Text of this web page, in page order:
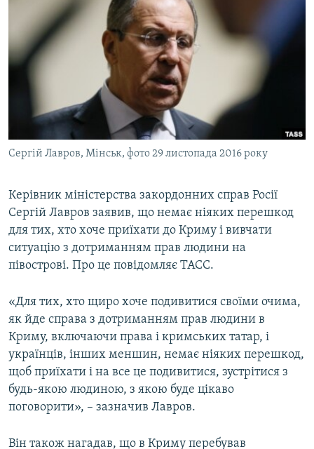
ВСЕ ЗА ДЕНЬ
СПЕЦПРОЕКТИ
ДЕПОРТАЦІЯ
ВІДЕОУРОКИ «ELIFBE»
СВІДЧЕННЯ ОКУПАЦІЇ
УКРАЇНСЬКА ПРОБЛЕМА КРИМУ
ІНФОГРАФІКА
ЯК ОБІЙТИ БЛОКУВАННЯ
Qırımtatar
ДОЛУЧАЙСЯ!
Усі сайти RFE/RL
Сергій Лавров, Мінськ, фото 29 листопада 2016 року
Керівник міністерства закордонних справ Росії
Сергій Лавров заявив, що немає ніяких перешкод
для тих, хто хоче приїхати до Криму і вивчати
ситуацію з дотриманням прав людини на
півострові. Про це повідомляє ТАСС.
«Для тих, хто щиро хоче подивитися своїми очима,
як йде справа з дотриманням прав людини в
Криму, включаючи права і кримських татар, і
українців, інших меншин, немає ніяких перешкод,
щоб приїхати і на все це подивитися, зустрітися з
будь-якою людиною, з якою буде цікаво
поговорити», – зазначив Лавров.
Він також нагадав, що в Криму перебував